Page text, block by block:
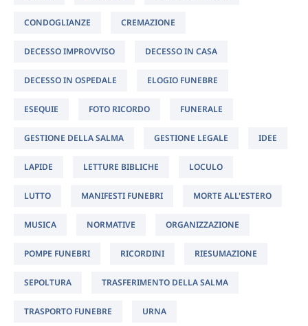
CONDOGLIANZE CREMAZIONE
DECESSO IMPROVVISO DECESSO IN CASA
DECESSO IN OSPEDALE ELOGIO FUNEBRE
ESEQUIE FOTO RICORDO FUNERALE
GESTIONE DELLA SALMA GESTIONE LEGALE IDEE
LAPIDE LETTURE BIBLICHE LOCULO
LUTTO MANIFESTI FUNEBRI MORTE ALL'ESTERO
MUSICA NORMATIVE ORGANIZZAZIONE
POMPE FUNEBRI RICORDINI RIESUMAZIONE
SEPOLTURA TRASFERIMENTO DELLA SALMA
TRASPORTO FUNEBRE URNA